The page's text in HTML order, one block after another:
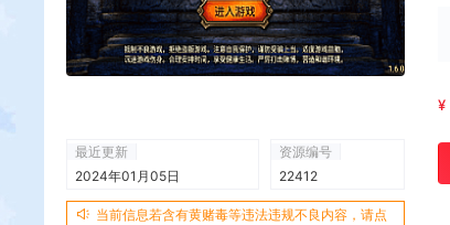
最近更新
2024年01月05日
资源编号
22412
当前信息若含有黄赌毒等违法违规不良内容，请点
¥